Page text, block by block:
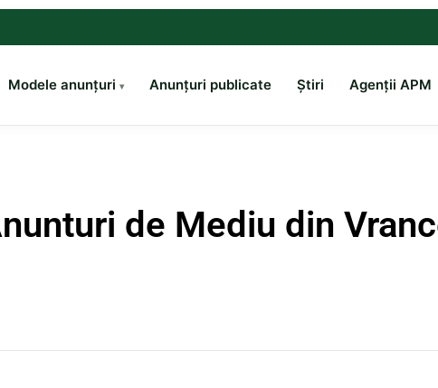
Modele anunțuri Anunțuri publicate Știri Agenții APM
de Mediu din